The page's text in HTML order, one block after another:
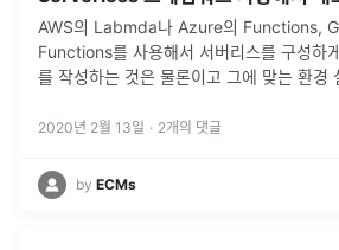
AWS의 Labmda나 Azure의 Functions,
Functions를 사용해서 서버리스를 구성하
를 작성하는 것은 물론이고 그에 맞는 환경
2020년 2월 13일 · 2개의 댓글
by ECMs